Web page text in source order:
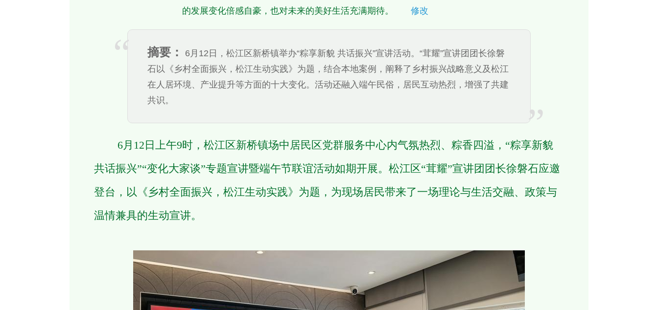
的发展变化倍感自豪，也对未来的美好生活充满期待。
修改
摘要：
6月12日，松江区新桥镇举办“粽享新貌 共话振兴”宣讲活动。“茸耀”宣讲团团长徐磐
石以《乡村全面振兴，松江生动实践》为题，结合本地案例，阐释了乡村振兴战略意义及松江
在人居环境、产业提升等方面的十大变化。活动还融入端午民俗，居民互动热烈，增强了共建
共识。
6月12日上午9时，松江区新桥镇场中居民区党群服务中心内气氛热烈、粽香四溢，“粽享新貌
共话振兴”“变化大家谈”专题宣讲暨端午节联谊活动如期开展。松江区“茸耀”宣讲团团长徐磐石应邀
登台，以《乡村全面振兴，松江生动实践》为题，为现场居民带来了一场理论与生活交融、政策与
温情兼具的生动宣讲。